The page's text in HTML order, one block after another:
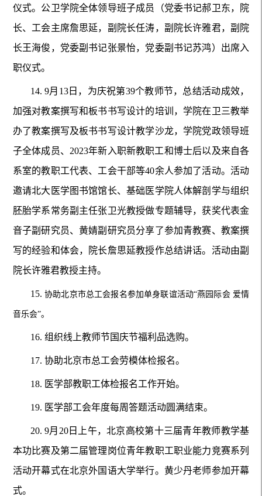
仪式。公卫学院全体领导班子成员（党委书记郝卫东，院
长、工会主席詹思延，副院长任涛，副院长许雅君，副院
长王海俊，党委副书记张景怡，党委副书记苏鸿）出席入
职仪式。
14.9月13日，为庆祝第39个教师节，总结活动成效，
加强对教案撰写和板书书写设计的培训，学院在卫三教举
办了教案撰写及板书书写设计教学沙龙，学院党政领导班
子全体成员、2023年新入职新教职工和博士后以及来自各
系室的教职工代表、工会干部等40余人参加了活动。活动
邀请北大医学图书馆馆长、基础医学院人体解剖学与组织
胚胎学系常务副主任张卫光教授做专题辅导，获奖代表金
音子副研究员、黄婧副研究员分享了参加青教赛、教案撰
写的经验和体会，院长詹思延教授作总结讲话。活动由副
院长许雅君教授主持。
15.协助北京市总工会报名参加单身联谊活动“燕园际会 爱情
音乐会”。
16. 组织线上教师节国庆节福利品选购。
17. 协助北京市总工会劳模体检报名。
18. 医学部教职工体检报名工作开始。
19. 医学部工会年度每周答题活动圆满结束。
20.9月20日上午，北京高校第十三届青年教师教学基
本功比赛及第二届管理岗位青年教职工职业能力竞赛系列
活动开幕式在北京外国语大学举行。黄少丹老师参加开幕
式。